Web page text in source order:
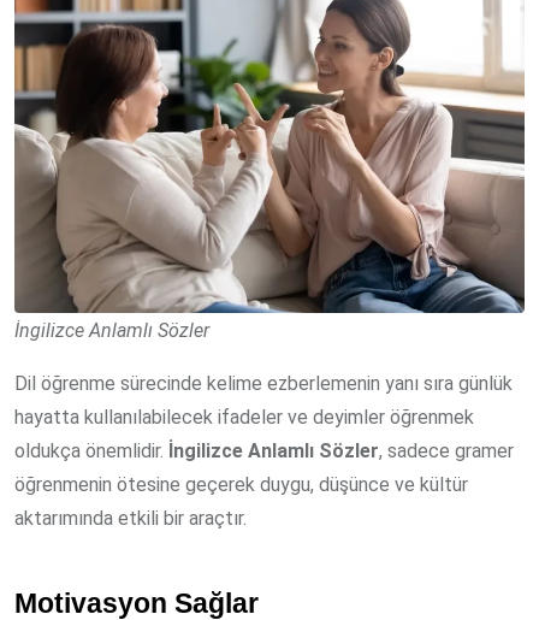
İngilizce Anlamlı Sözler
Dil öğrenme sürecinde kelime ezberlemenin yanı sıra günlük
hayatta kullanılabilecek ifadeler ve deyimler öğrenmek
oldukça önemlidir. İngilizce Anlamlı Sözler, sadece gramer
öğrenmenin ötesine geçerek duygu, düşünce ve kültür
aktarımında etkili bir araçtır.
Motivasyon Sağlar